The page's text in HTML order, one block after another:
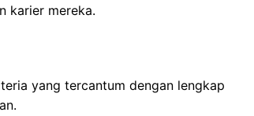
karier mereka.
yang tercantum dengan lengkap